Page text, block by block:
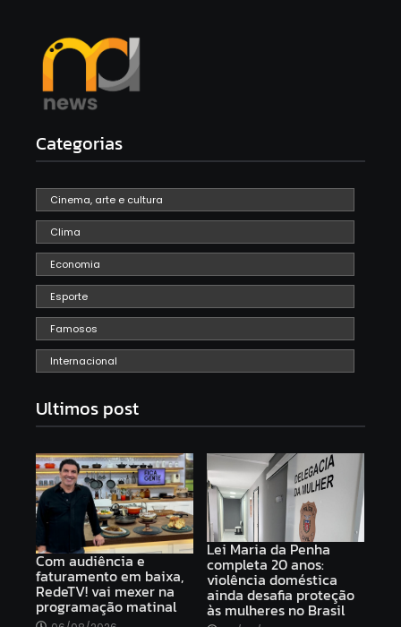
Categorias
Cinema, arte e cultura
Clima
Economia
Esporte
Famosos
Internacional
Ultimos post
Com audiência e
faturamento em baixa,
RedeTV! vai mexer na
programação matinal
Lei Maria da Penha
completa 20 anos:
violência doméstica
ainda desafia proteção
às mulheres no Brasil